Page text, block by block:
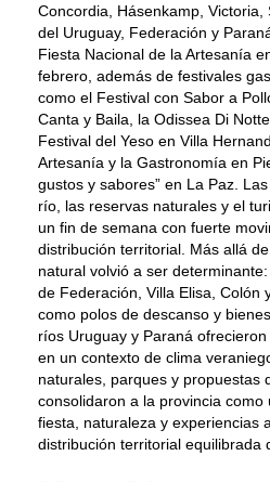
Concordia, Hásenkamp, Victoria,
del Uruguay, Federación y
Fiesta Nacional de la Artesanía
febrero, además de festivales
como el Festival con Sabor a
Canta y Baila, la Odissea Di
Festival del Yeso en Villa
Artesanía y la Gastronomía en
gustos y sabores” en La Paz.
río, las reservas naturales y el
un fin de semana con fuerte
distribución territorial. Más allá
natural volvió a ser
de Federación, Villa Elisa, Colón
como polos de descanso y
ríos Uruguay y Paraná
en un contexto de clima
naturales, parques y propuestas
consolidaron a la provincia
fiesta, naturaleza y experiencias
distribución territorial equilibrada